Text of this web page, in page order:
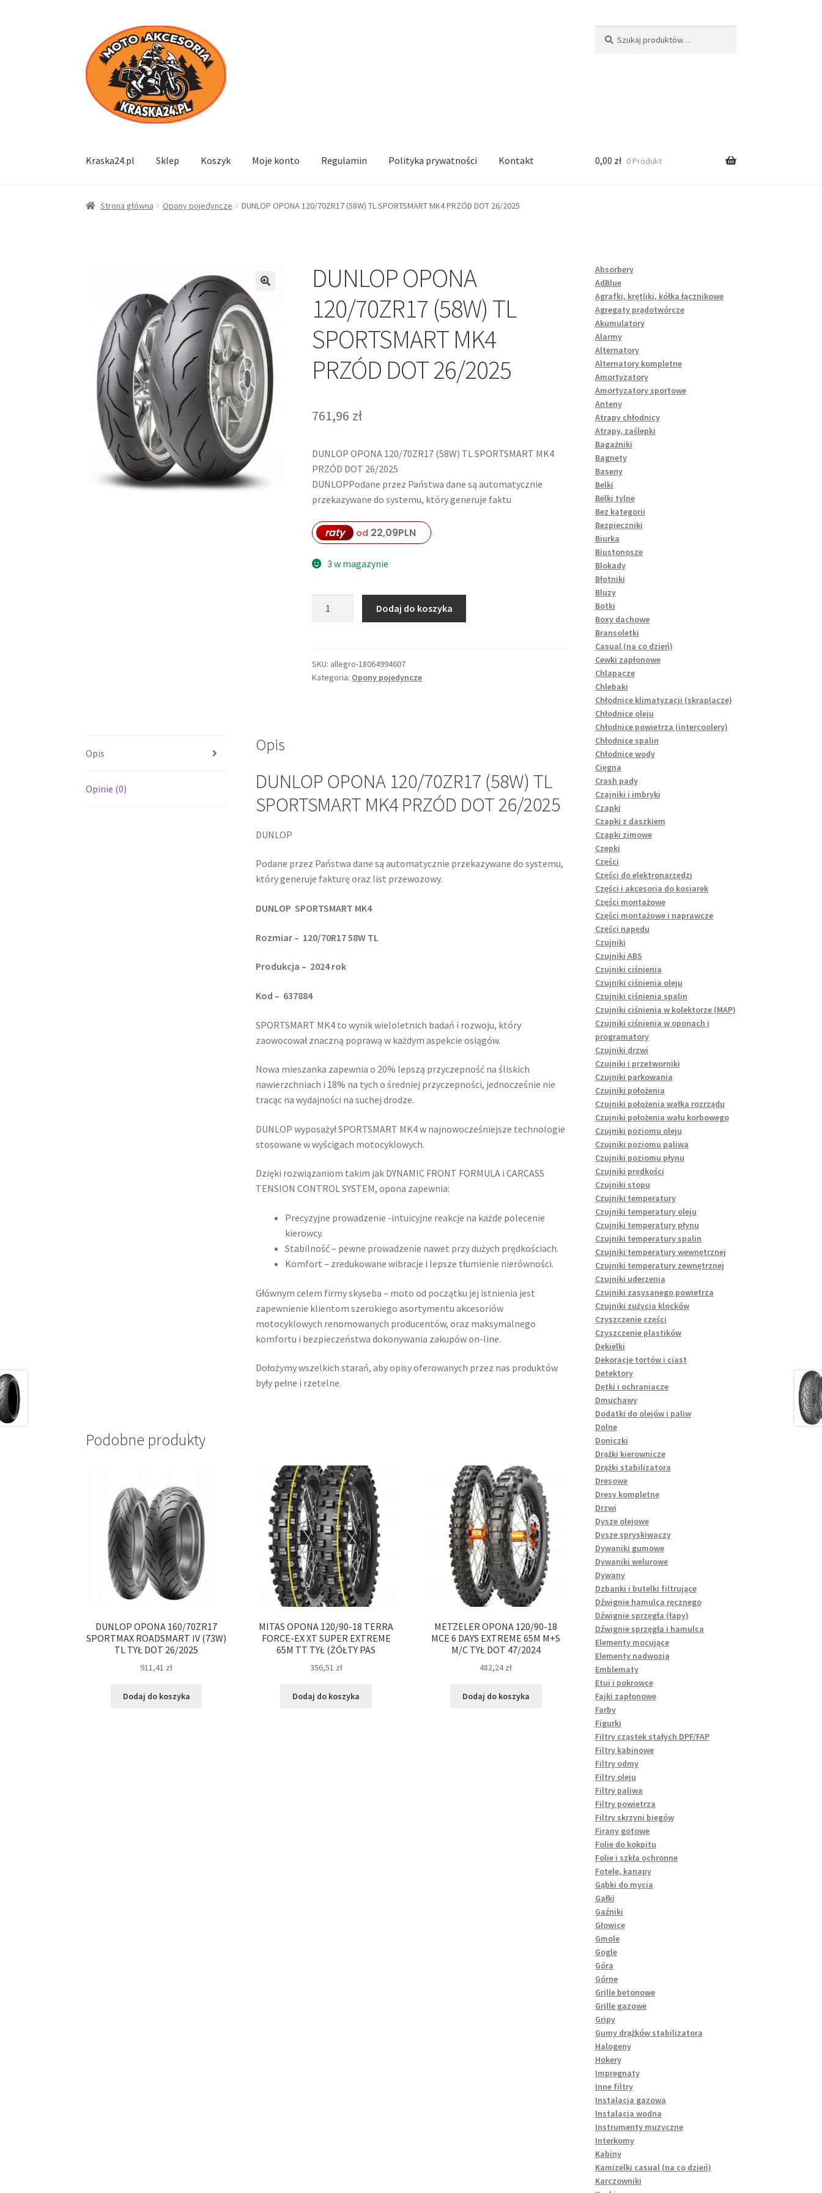
Przejdź
do
nawigacji
Przejdź
do
treści
Kraska24.pl Sklep Koszyk Moje konto Regulamin Polityka prywatności Kontakt 0,00 zł 0 Produkt
Strona główna Opony pojedyncze DUNLOP OPONA 120/70ZR17 (58W) TL SPORTSMART MK4 PRZÓD DOT 26/2025
DUNLOP OPONA
120/70ZR17 (58W) TL
SPORTSMART MK4
PRZÓD DOT 26/2025
761,96 zł
DUNLOP OPONA 120/70ZR17 (58W) TL SPORTSMART MK4
PRZÓD DOT 26/2025
DUNLOPPodane przez Państwa dane są automatycznie
przekazywane do systemu, który generuje faktu
raty od 22,09PLN
3 w magazynie
(58W)
TL
Dodaj do koszyka
SKU: allegro-18064994607
Kategoria: Opony pojedyncze
Opis
Opinie (0)
Opis
DUNLOP OPONA 120/70ZR17 (58W) TL
SPORTSMART MK4 PRZÓD DOT 26/2025
DUNLOP
Podane przez Państwa dane są automatycznie przekazywane do systemu,
który generuje fakturę oraz list przewozowy.
DUNLOP SPORTSMART MK4
Rozmiar – 120/70R17 58W TL
Produkcja – 2024 rok
Kod – 637884
SPORTSMART MK4 to wynik wieloletnich badań i rozwoju, który
zaowocował znaczną poprawą w każdym aspekcie osiągów.
Nowa mieszanka zapewnia o 20% lepszą przyczepność na śliskich
nawierzchniach i 18% na tych o średniej przyczepności, jednocześnie nie
tracąc na wydajności na suchej drodze.
DUNLOP wyposażył SPORTSMART MK4 w najnowocześniejsze technologie
stosowane w wyścigach motocyklowych.
Dzięki rozwiązaniom takim jak DYNAMIC FRONT FORMULA i CARCASS
TENSION CONTROL SYSTEM, opona zapewnia:
Precyzyjne prowadzenie -intuicyjne reakcje na każde polecenie
kierowcy.
Stabilność – pewne prowadzenie nawet przy dużych prędkościach.
Komfort – zredukowane wibracje i lepsze tłumienie nierówności.
Głównym celem firmy skyseba – moto od początku jej istnienia jest
zapewnienie klientom szerokiego asortymentu akcesoriów
motocyklowych renomowanych producentów, oraz maksymalnego
komfortu i bezpieczeństwa dokonywania zakupów on-line.
Dołożymy wszelkich starań, aby opisy oferowanych przez nas produktów
były pełne i rzetelne.
Podobne produkty
DUNLOP OPONA 160/70ZR17
SPORTMAX ROADSMART IV (73W)
TL TYŁ DOT 26/2025
911,41 zł
Dodaj do koszyka
MITAS OPONA 120/90-18 TERRA
FORCE-EX XT SUPER EXTREME
65M TT TYŁ (ŻÓŁTY PAS
356,51 zł
Dodaj do koszyka
METZELER OPONA 120/90-18
MCE 6 DAYS EXTREME 65M M+S
M/C TYŁ DOT 47/2024
482,24zł
Dodaj do koszyka
Absorbery
AdBlue
Agrafki, krętliki, kółka łącznikowe
Agregaty prądotwórcze
Akumulatory
Alarmy
Alternatory
Alternatory kompletne
Amortyzatory
Amortyzatory sportowe
Anteny
Atrapy chłodnicy
Atrapy, zaślepki
Bagażniki
Bagnety
Baseny
Belki
Belki tylne
Bez kategorii
Bezpieczniki
Biurka
Biustonosze
Blokady
Błotniki
Bluzy
Botki
Boxy dachowe
Bransoletki
Casual (na co dzień)
Cewki zapłonowe
Chlapacze
Chlebaki
Chłodnice klimatyzacji (skraplacze)
Chłodnice oleju
Chłodnice powietrza (intercoolery)
Chłodnice spalin
Chłodnice wody
Cięgna
Crash pady
Czajniki i imbryki
Czapki
Czapki z daszkiem
Czapki zimowe
Czepki
Części
Części do elektronarzędzi
Części i akcesoria do kosiarek
Części montażowe
Części montażowe i naprawcze
Części napędu
Czujniki
Czujniki ABS
Czujniki ciśnienia
Czujniki ciśnienia oleju
Czujniki ciśnienia spalin
Czujniki ciśnienia w kolektorze (MAP)
Czujniki ciśnienia w oponach i
programatory
Czujniki drzwi
Czujniki i przetworniki
Czujniki parkowania
Czujniki położenia
Czujniki położenia wałka rozrządu
Czujniki położenia wału korbowego
Czujniki poziomu oleju
Czujniki poziomu paliwa
Czujniki poziomu płynu
Czujniki prędkości
Czujniki stopu
Czujniki temperatury
Czujniki temperatury oleju
Czujniki temperatury płynu
Czujniki temperatury spalin
Czujniki temperatury wewnętrznej
Czujniki temperatury zewnętrznej
Czujniki uderzenia
Czujniki zasysanego powietrza
Czujniki zużycia klocków
Czyszczenie części
Czyszczenie plastików
Dekielki
Dekoracje tortów i ciast
Detektory
Dętki i ochraniacze
Dmuchawy
Dodatki do olejów i paliw
Dolne
Doniczki
Drążki kierownicze
Drążki stabilizatora
Dresowe
Dresy kompletne
Drzwi
Dysze olejowe
Dysze spryskiwaczy
Dywaniki gumowe
Dywaniki welurowe
Dywany
Dzbanki i butelki filtrujące
Dźwignie hamulca ręcznego
Dźwignie sprzęgła (łapy)
Dźwignie sprzęgła i hamulca
Elementy mocujące
Elementy nadwozia
Emblematy
Etui i pokrowce
Fajki zapłonowe
Farby
Figurki
Filtry cząstek stałych DPF/FAP
Filtry kabinowe
Filtry odmy
Filtry oleju
Filtry paliwa
Filtry powietrza
Filtry skrzyni biegów
Firany gotowe
Folie do kokpitu
Folie i szkła ochronne
Fotele, kanapy
Gąbki do mycia
Gałki
Gaźniki
Głowice
Gmole
Gogle
Góra
Górne
Grille betonowe
Grille gazowe
Gripy
Gumy drążków stabilizatora
Halogeny
Hokery
Impregnaty
Inne filtry
Instalacja gazowa
Instalacja wodna
Instrumenty muzyczne
Interkomy
Kabiny
Kamizelki casual (na co dzień)
Karczowniki